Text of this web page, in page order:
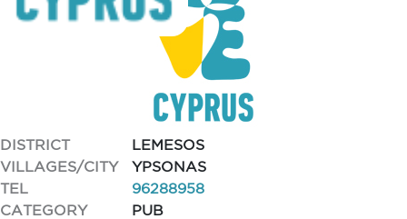
DISTRICT
LEMESOS
VILLAGES/CITY
YPSONAS
TEL
96288958
CATEGORY
PUB